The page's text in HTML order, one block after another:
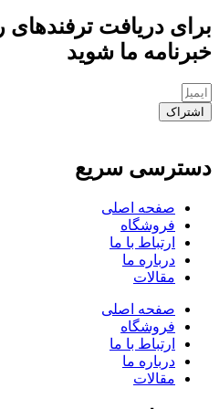
برای دریافت
خبرنامه ما شوید
اشتراک
دسترسی سریع
صفحه اصلی
فروشگاه
ارتباط با ما
درباره ما
مقالات
صفحه اصلی
فروشگاه
ارتباط با ما
درباره ما
مقالات